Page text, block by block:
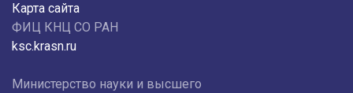
Карта сайта
ФИЦ КНЦ СО РАН
ksc.krasn.ru
Министерство науки и высшего